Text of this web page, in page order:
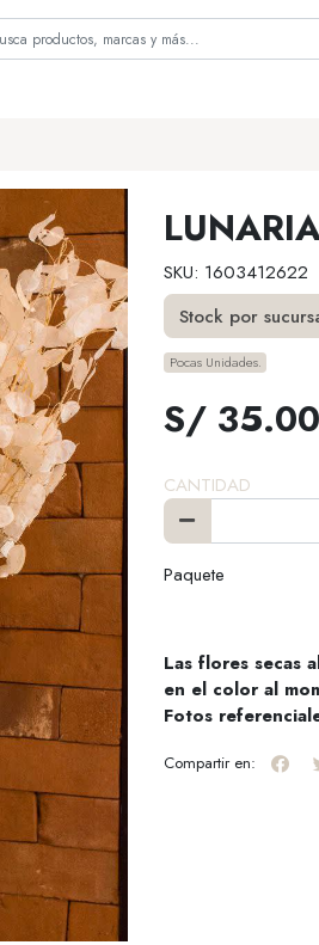
SKU: 1603412622
Stock por
Pocas Unidades.
S/ 35.00
CANTIDAD
Paquete
Las flores secas
en el color al
Fotos
Compartir en: